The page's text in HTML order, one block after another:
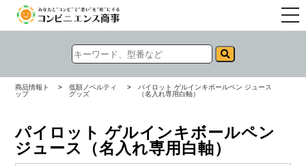
商品情報ト
ップ
>
低額ノベルティ
グッズ
>
パイロット ゲルインキボールペン ジュース
（名入れ専用白軸）
パイロット ゲルインキボールペン
ジュース（名入れ専用白軸）